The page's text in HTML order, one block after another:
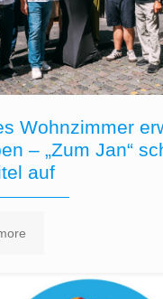
Wohnzimmer
– „Zum Jan“
auf